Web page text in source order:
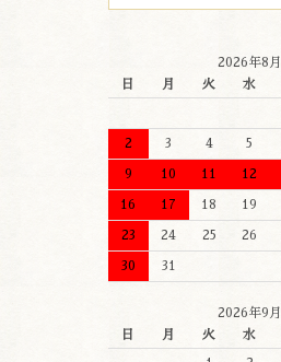
2026年8月
日
月 火 水
2 3 4 5
9 10 11 12
16 17 18 19
23 24 25 26
30 31
2026年9月
日
月 火 水